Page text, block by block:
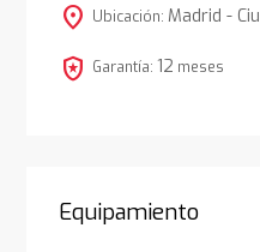
location_on Ubicación: Madrid -
local_police Garantía: 12 meses
Equipamiento